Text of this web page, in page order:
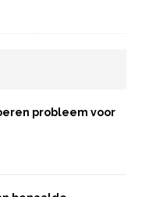
probleem voor